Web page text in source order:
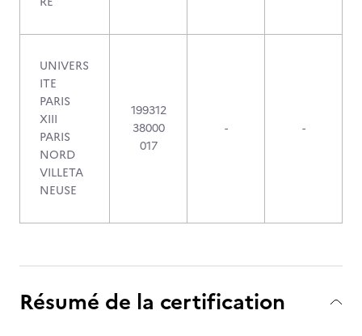
UNIVERS
ITE
PARIS
XIII
PARIS
NORD
VILLETA
NEUSE
199312
38000
017
- -
Résumé de la certification